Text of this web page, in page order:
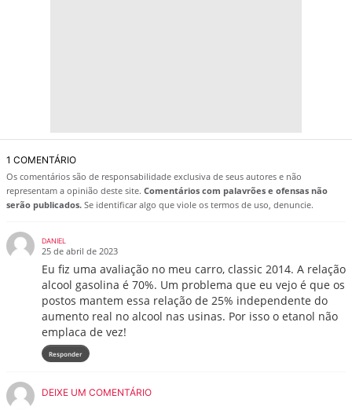
1 COMENTÁRIO
Os comentários são de responsabilidade exclusiva de seus autores e não
representam a opinião deste site. Comentários com palavrões e ofensas não
serão publicados. Se identificar algo que viole os termos de uso, denuncie.
DANIEL
25 de abril de 2023
Eu fiz uma avaliação no meu carro, classic 2014. A relação
alcool gasolina é 70%. Um problema que eu vejo é que os
postos mantem essa relação de 25% independente do
aumento real no alcool nas usinas. Por isso o etanol não
emplaca de vez!
Responder
DEIXE UM COMENTÁRIO